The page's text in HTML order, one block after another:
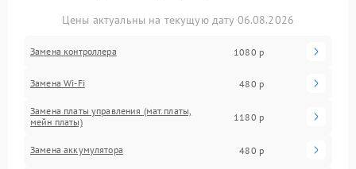
Цены актуальны на текущую дату 06.08.2026
Замена контроллера 1080 р
Замена Wi-Fi 480 р
Замена платы управления (мат.платы,
мейн платы)
1180 р
Замена аккумулятора 480 р